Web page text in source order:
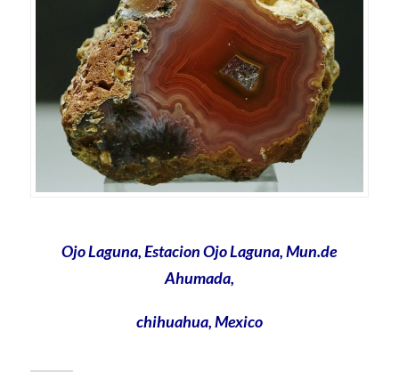
Ojo Laguna, Estacion Ojo Laguna, Mun.de
Ahumada,
chihuahua, Mexico